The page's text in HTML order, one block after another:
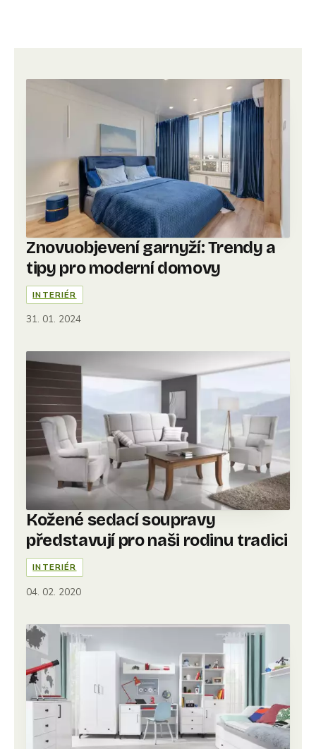
Znovuobjevení garnyží: Trendy a
tipy pro moderní domovy
INTERIÉR
31. 01. 2024
Kožené sedací soupravy
představují pro naši rodinu tradici
INTERIÉR
04. 02. 2020